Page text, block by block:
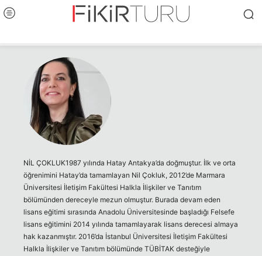
NİL ÇOKLUK1987 yılında Hatay Antakya’da doğmuştur. İlk ve orta
öğrenimini Hatay’da tamamlayan Nil Çokluk, 2012’de Marmara
Üniversitesi İletişim Fakültesi Halkla İlişkiler ve Tanıtım
bölümünden dereceyle mezun olmuştur. Burada devam eden
lisans eğitimi sırasında Anadolu Üniversitesinde başladığı Felsefe
lisans eğitimini 2014 yılında tamamlayarak lisans derecesi almaya
hak kazanmıştır. 2016’da İstanbul Üniversitesi İletişim Fakültesi
Halkla İlişkiler ve Tanıtım bölümünde TÜBİTAK desteğiyle